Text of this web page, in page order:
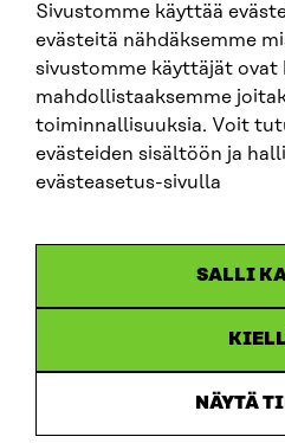
Sivustomme käyttää
evästeitä nähdäksemme
sivustomme käyttäjät ovat
mahdollistaaksemme
toiminnallisuuksia. Voit
evästeiden sisältöön ja
evästeasetus-sivulla
SALLI
NÄYTÄ
SITRA SOSIAALISESSA MEDIASSA
LinkedIn
Instagram
YouTube
Saavutettavuusseloste